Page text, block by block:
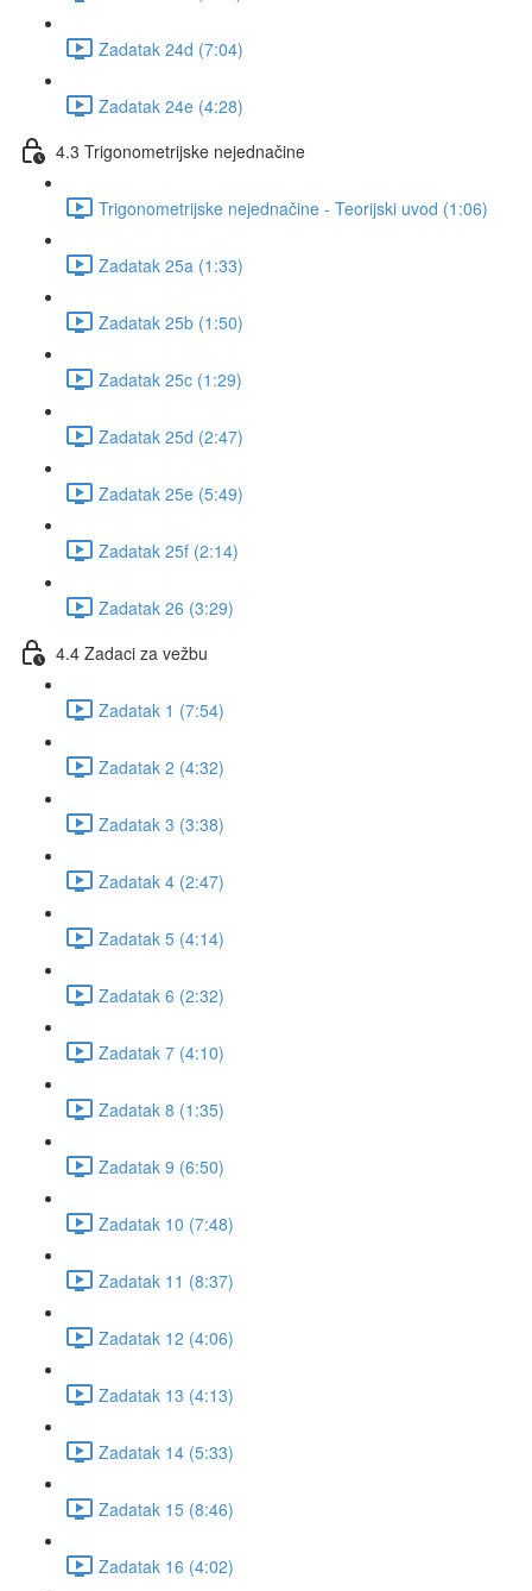
Zadatak 24d (7:04)
Zadatak 24e (4:28)
4.3 Trigonometrijske nejednačine
Trigonometrijske nejednačine - Teorijski uvod (1:06)
Zadatak 25a (1:33)
Zadatak 25b (1:50)
Zadatak 25c (1:29)
Zadatak 25d (2:47)
Zadatak 25e (5:49)
Zadatak 25f (2:14)
Zadatak 26 (3:29)
4.4 Zadaci za vežbu
Zadatak 1 (7:54)
Zadatak 2 (4:32)
Zadatak 3 (3:38)
Zadatak 4 (2:47)
Zadatak 5 (4:14)
Zadatak 6 (2:32)
Zadatak 7 (4:10)
Zadatak 8 (1:35)
Zadatak 9 (6:50)
Zadatak 10 (7:48)
Zadatak 11 (8:37)
Zadatak 12 (4:06)
Zadatak 13 (4:13)
Zadatak 14 (5:33)
Zadatak 15 (8:46)
Zadatak 16 (4:02)